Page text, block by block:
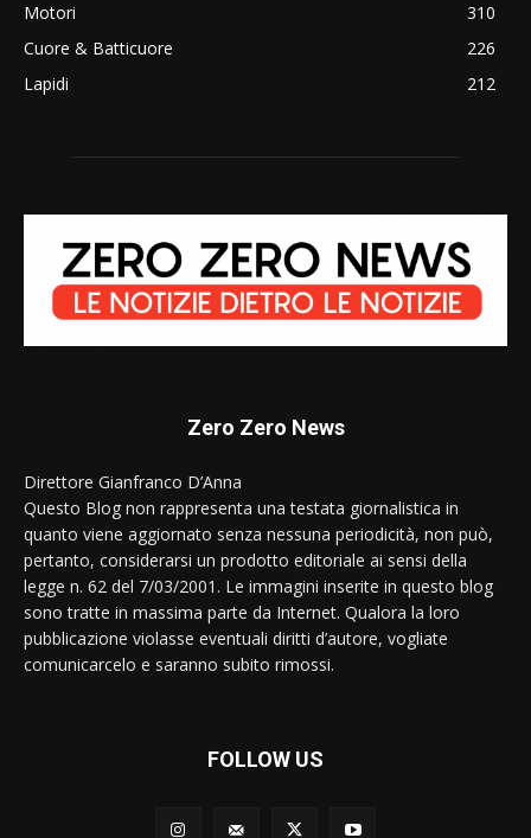
Motori
310
Cuore & Batticuore
226
Lapidi
212
Zero Zero News
Direttore Gianfranco D’Anna
Questo Blog non rappresenta una testata giornalistica in
quanto viene aggiornato senza nessuna periodicità, non può,
pertanto, considerarsi un prodotto editoriale ai sensi della
legge n. 62 del 7/03/2001. Le immagini inserite in questo blog
sono tratte in massima parte da Internet. Qualora la loro
pubblicazione violasse eventuali diritti d’autore, vogliate
comunicarcelo e saranno subito rimossi.
FOLLOW US